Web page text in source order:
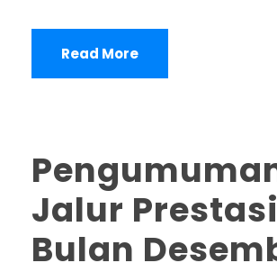
Read More
Jalur Prestasi
Bulan